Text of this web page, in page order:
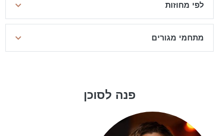
לפי מחוזות
מתחמי מגורים
פנה לסוכן